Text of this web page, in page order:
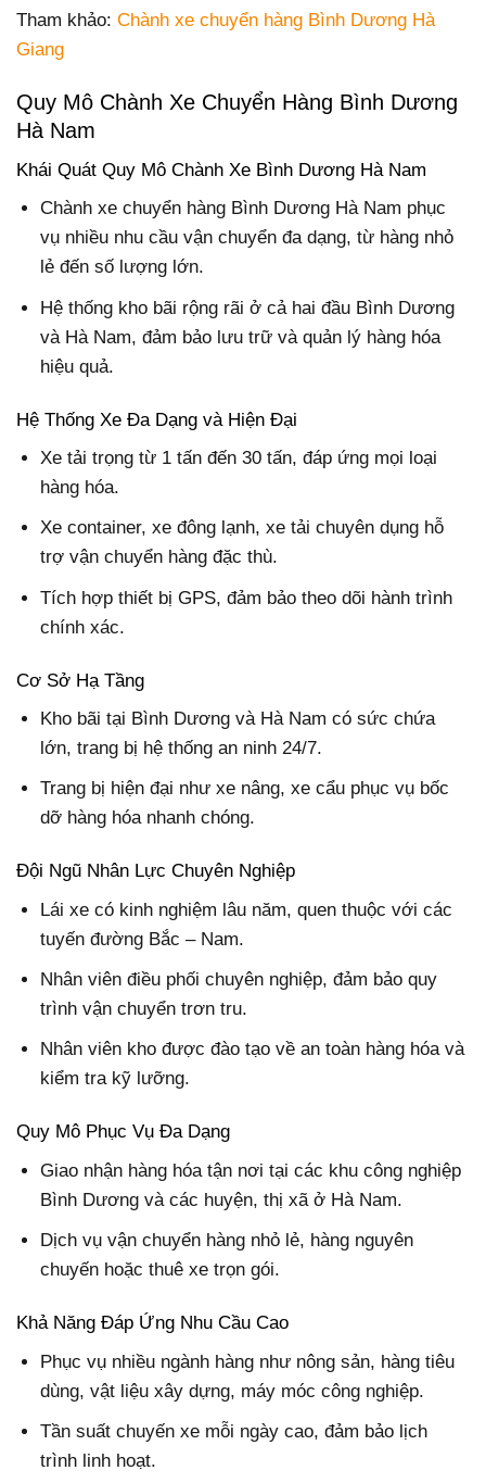
Tham khảo: Chành xe chuyển hàng Bình Dương Hà
Giang
Quy Mô Chành Xe Chuyển Hàng Bình Dương
Hà Nam
Khái Quát Quy Mô Chành Xe Bình Dương Hà Nam
Chành xe chuyển hàng Bình Dương Hà Nam phục
vụ nhiều nhu cầu vận chuyển đa dạng, từ hàng nhỏ
lẻ đến số lượng lớn.
Hệ thống kho bãi rộng rãi ở cả hai đầu Bình Dương
và Hà Nam, đảm bảo lưu trữ và quản lý hàng hóa
hiệu quả.
Hệ Thống Xe Đa Dạng và Hiện Đại
Xe tải trọng từ 1 tấn đến 30 tấn, đáp ứng mọi loại
hàng hóa.
Xe container, xe đông lạnh, xe tải chuyên dụng hỗ
trợ vận chuyển hàng đặc thù.
Tích hợp thiết bị GPS, đảm bảo theo dõi hành trình
chính xác.
Cơ Sở Hạ Tầng
Kho bãi tại Bình Dương và Hà Nam có sức chứa
lớn, trang bị hệ thống an ninh 24/7.
Trang bị hiện đại như xe nâng, xe cẩu phục vụ bốc
dỡ hàng hóa nhanh chóng.
Đội Ngũ Nhân Lực Chuyên Nghiệp
Lái xe có kinh nghiệm lâu năm, quen thuộc với các
tuyến đường Bắc – Nam.
Nhân viên điều phối chuyên nghiệp, đảm bảo quy
trình vận chuyển trơn tru.
Nhân viên kho được đào tạo về an toàn hàng hóa và
kiểm tra kỹ lưỡng.
Quy Mô Phục Vụ Đa Dạng
Giao nhận hàng hóa tận nơi tại các khu công nghiệp
Bình Dương và các huyện, thị xã ở Hà Nam.
Dịch vụ vận chuyển hàng nhỏ lẻ, hàng nguyên
chuyến hoặc thuê xe trọn gói.
Khả Năng Đáp Ứng Nhu Cầu Cao
Phục vụ nhiều ngành hàng như nông sản, hàng tiêu
dùng, vật liệu xây dựng, máy móc công nghiệp.
Tần suất chuyến xe mỗi ngày cao, đảm bảo lịch
trình linh hoạt.